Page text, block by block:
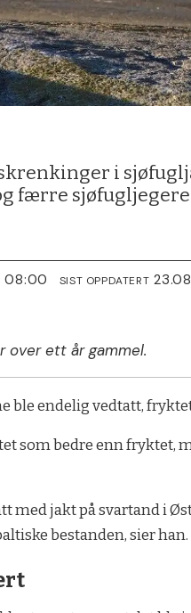
i
færre
08:00 SIST OPPDATERT
over ett år gammel.
ble endelig vedtatt,
som bedre enn fryktet,
med jakt på svartand i
bestanden, sier han.